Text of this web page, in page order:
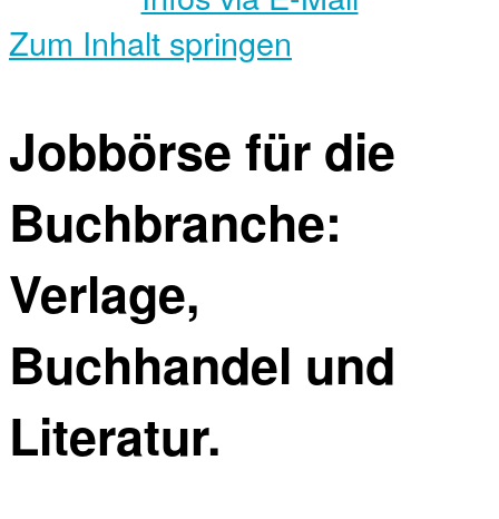
Zum Inhalt springen
Jobbörse für die
Buchbranche:
Verlage,
Buchhandel und
Literatur.